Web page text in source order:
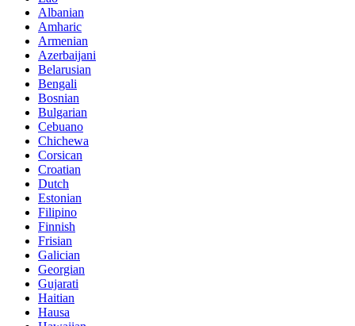
Albanian
Amharic
Armenian
Azerbaijani
Belarusian
Bengali
Bosnian
Bulgarian
Cebuano
Chichewa
Corsican
Croatian
Dutch
Estonian
Filipino
Finnish
Frisian
Galician
Georgian
Gujarati
Haitian
Hausa